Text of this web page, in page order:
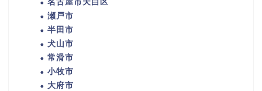
名古屋市天白区
瀬戸市
半田市
犬山市
常滑市
小牧市
大府市